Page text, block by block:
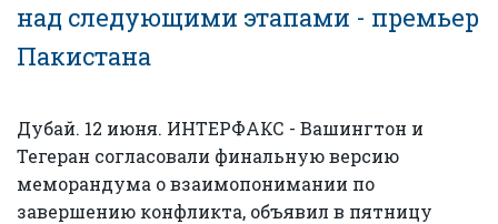
над следующими этапами - премьер
Пакистана
Дубай. 12 июня. ИНТЕРФАКС - Вашингтон и
Тегеран согласовали финальную версию
меморандума о взаимопонимании по
завершению конфликта, объявил в пятницу